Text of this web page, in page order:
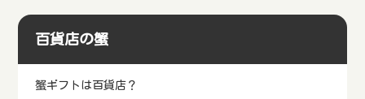
百貨店の蟹
蟹ギフトは百貨店？